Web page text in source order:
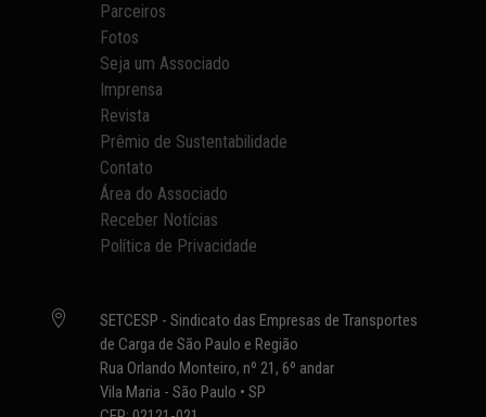
Parceiros
Fotos
Seja um Associado
Imprensa
Revista
Prêmio de Sustentabilidade
Contato
Área do Associado
Receber Notícias
Política de Privacidade

SETCESP - Sindicato das Empresas de Transportes
de Carga de São Paulo e Região
Rua Orlando Monteiro, nº 21, 6º andar
Vila Maria - São Paulo • SP